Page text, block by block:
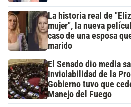
La historia real de
mujer", la nueva
caso de una esposa
marido
El Senado dio media
Inviolabilidad de la
Gobierno tuvo que
Manejo del Fuego